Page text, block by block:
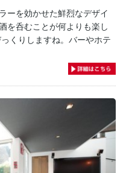
ーを効かせた鮮烈なデザイ
を呑むことが何よりも楽し
くりしますね。バーやホテ